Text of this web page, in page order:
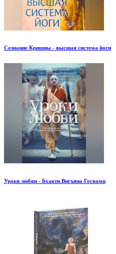
Сознание Кришны - высшая система йоги
Уроки любви - Бхакти Вигъяна Госвами